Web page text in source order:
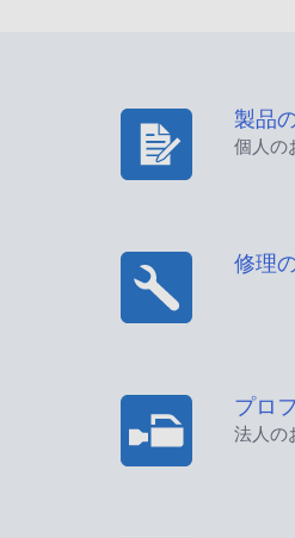
製品
個人の
修理
プロ
法人の